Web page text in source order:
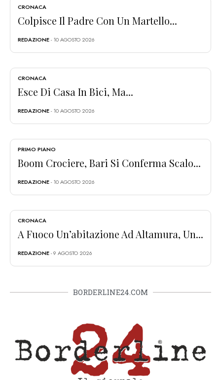
CRONACA
Colpisce Il Padre Con Un Martello...
REDAZIONE- 10 AGOSTO 2026
CRONACA
Esce Di Casa In Bici, Ma...
REDAZIONE- 10 AGOSTO 2026
PRIMO PIANO
Boom Crociere, Bari Si Conferma Scalo...
REDAZIONE- 10 AGOSTO 2026
CRONACA
A Fuoco Un’abitazione Ad Altamura, Un...
REDAZIONE- 9 AGOSTO 2026
BORDERLINE24.COM